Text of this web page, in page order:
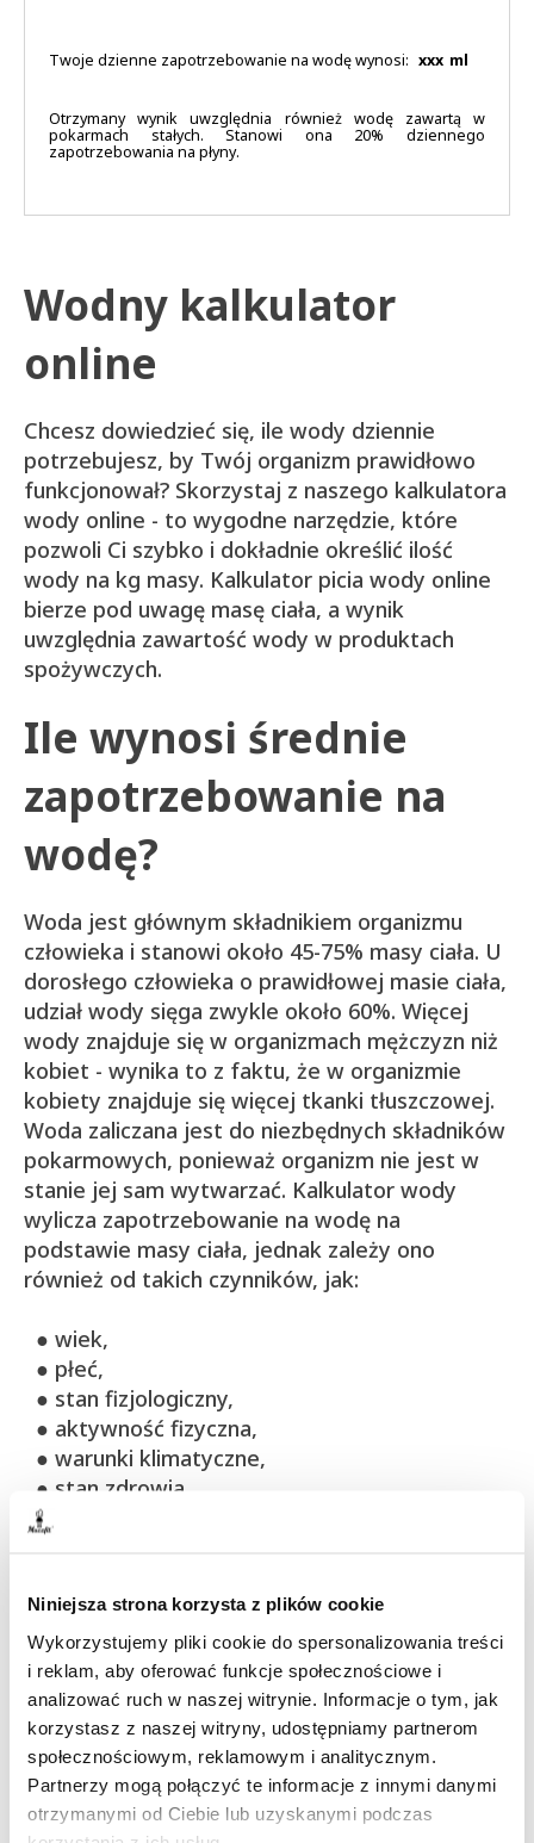
Niniejsza strona korzysta z plików cookie
Wykorzystujemy pliki cookie do spersonalizowania treści
i reklam, aby oferować funkcje społecznościowe i
analizować ruch w naszej witrynie. Informacje o tym, jak
korzystasz z naszej witryny, udostępniamy partnerom
społecznościowym, reklamowym i analitycznym.
Partnerzy mogą połączyć te informacje z innymi danymi
otrzymanymi od Ciebie lub uzyskanymi podczas
Twoje dzienne zapotrzebowanie na wodę wynosi: xxx ml
Otrzymany wynik uwzględnia również wodę zawartą w
pokarmach stałych. Stanowi ona 20% dziennego
zapotrzebowania na płyny.
Wodny kalkulator
online
Chcesz dowiedzieć się, ile wody dziennie
potrzebujesz, by Twój organizm prawidłowo
funkcjonował? Skorzystaj z naszego kalkulatora
wody online - to wygodne narzędzie, które
pozwoli Ci szybko i dokładnie określić ilość
wody na kg masy. Kalkulator picia wody online
bierze pod uwagę masę ciała, a wynik
uwzględnia zawartość wody w produktach
spożywczych.
Ile wynosi średnie
zapotrzebowanie na
wodę?
Woda jest głównym składnikiem organizmu
człowieka i stanowi około 45-75% masy ciała. U
dorosłego człowieka o prawidłowej masie ciała,
udział wody sięga zwykle około 60%. Więcej
wody znajduje się w organizmach mężczyzn niż
kobiet - wynika to z faktu, że w organizmie
kobiety znajduje się więcej tkanki tłuszczowej.
Woda zaliczana jest do niezbędnych składników
pokarmowych, ponieważ organizm nie jest w
stanie jej sam wytwarzać. Kalkulator wody
wylicza zapotrzebowanie na wodę na
podstawie masy ciała, jednak zależy ono
również od takich czynników, jak:
● wiek,
● płeć,
● stan fizjologiczny,
● aktywność fizyczna,
● warunki klimatyczne,
● stan zdrowia,
● wartość kaloryczna diety (im wyższa, tym
Niektóre leki, alkohol i kofeina mogą zwiększać
diurezę (wydalanie moczu) i tym samym
wpływać na większe zapotrzebowanie
organizmu na wodę. Wysokie spożycie białka,
błonnika czy sodu, również wymaga
zwiększenie ilości wody w diecie.
Według norm żywienia ustalonych przez